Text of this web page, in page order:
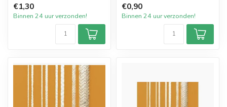
€1,30
Binnen 24 uur verzonden!
€0,90
Binnen 24 uur verzonden!